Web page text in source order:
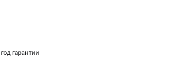
год гарантии